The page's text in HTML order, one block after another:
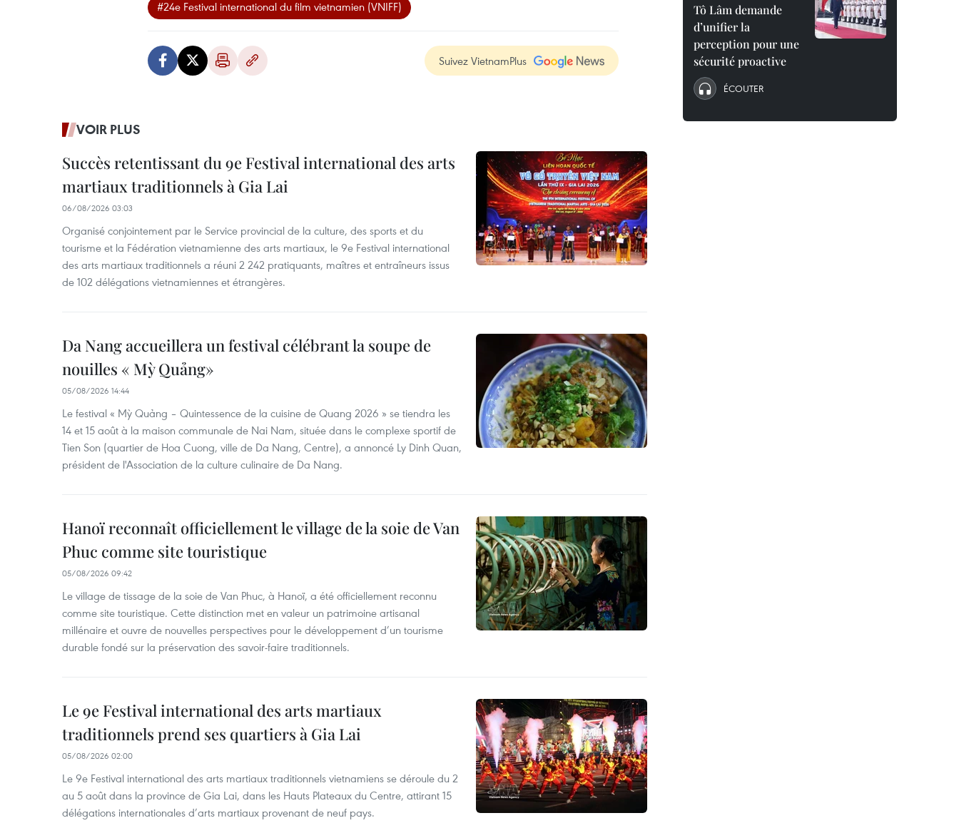
#24e Festival international du film vietnamien (VNIFF)
Suivez VietnamPlus
VOIR PLUS
Succès retentissant du 9e Festival international des arts
martiaux traditionnels à Gia Lai
06/08/2026 03:03
Organisé conjointement par le Service provincial de la culture, des sports et du
tourisme et la Fédération vietnamienne des arts martiaux, le 9e Festival international
des arts martiaux traditionnels a réuni 2 242 pratiquants, maîtres et entraîneurs issus
de 102 délégations vietnamiennes et étrangères.
Da Nang accueillera un festival célébrant la soupe de
nouilles « Mỳ Quảng»
05/08/2026 14:44
Le festival « Mỳ Quảng – Quintessence de la cuisine de Quang 2026 » se tiendra les
14 et 15 août à la maison communale de Nai Nam, située dans le complexe sportif de
Tien Son (quartier de Hoa Cuong, ville de Da Nang, Centre), a annoncé Ly Dinh Quan,
président de l'Association de la culture culinaire de Da Nang.
Hanoï reconnaît officiellement le village de la soie de Van
Phuc comme site touristique
05/08/2026 09:42
Le village de tissage de la soie de Van Phuc, à Hanoï, a été officiellement reconnu
comme site touristique. Cette distinction met en valeur un patrimoine artisanal
millénaire et ouvre de nouvelles perspectives pour le développement d’un tourisme
durable fondé sur la préservation des savoir-faire traditionnels.
Le 9e Festival international des arts martiaux
traditionnels prend ses quartiers à Gia Lai
05/08/2026 02:00
Le 9e Festival international des arts martiaux traditionnels vietnamiens se déroule du 2
au 5 août dans la province de Gia Lai, dans les Hauts Plateaux du Centre, attirant 15
délégations internationales d’arts martiaux provenant de neuf pays.
Tô Lâm demande
d’unifier la
perception pour une
sécurité proactive
ÉCOUTER